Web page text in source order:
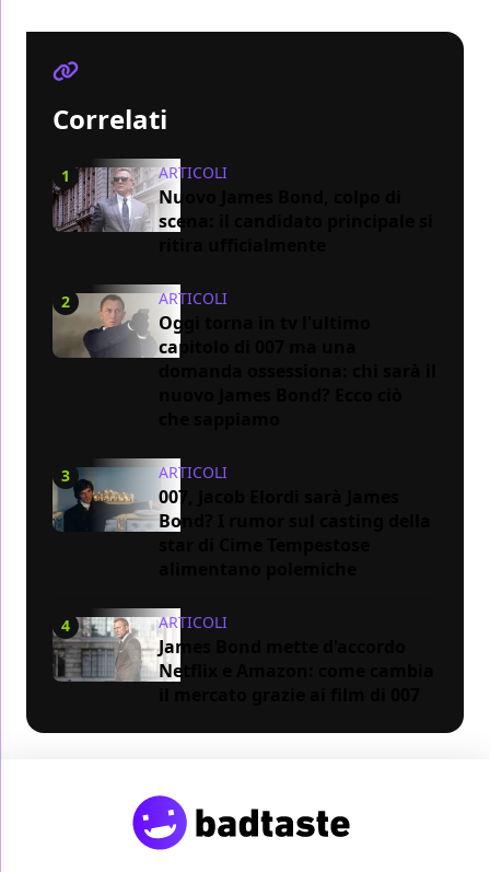
Correlati
1 ARTICOLI
Nuovo James Bond, colpo di
scena: il candidato principale si
2 ARTICOLI
Oggi torna in tv l'ultimo
capitolo di 007 ma una
3 ARTICOLI
007, Jacob Elordi sarà James
Bond? I rumor sul casting della
4 ARTICOLI
James Bond mette d'accordo
Netflix e Amazon: come cambia